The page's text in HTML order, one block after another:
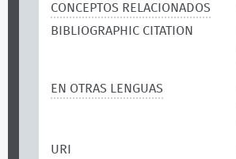
CONCEPTOS RELACIONADOS
BIBLIOGRAPHIC CITATION
EN OTRAS LENGUAS
URI